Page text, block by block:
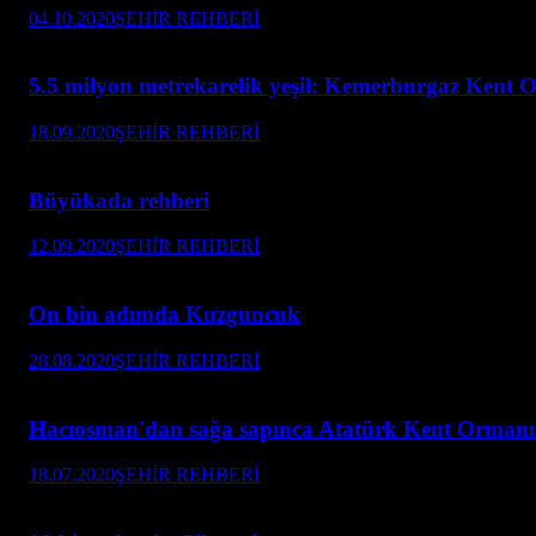
04.10.2020ŞEHİR REHBERİ
5.5 milyon metrekarelik yeşil: Kemerburgaz Kent
18.09.2020ŞEHİR REHBERİ
Büyükada rehberi
12.09.2020ŞEHİR REHBERİ
On bin adımda Kuzguncuk
28.08.2020ŞEHİR REHBERİ
Hacıosman'dan sağa sapınca Atatürk Kent
18.07.2020ŞEHİR REHBERİ